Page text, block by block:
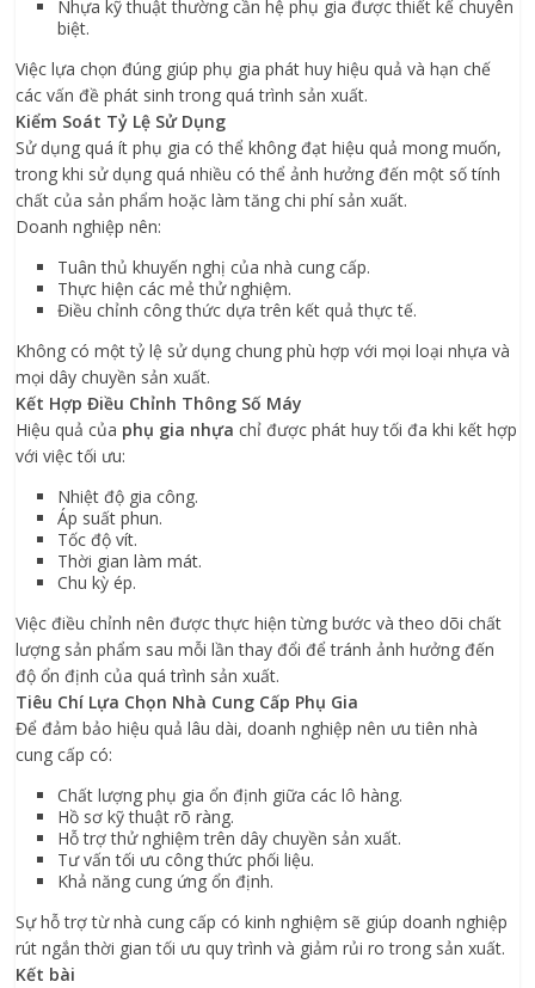
Nhựa kỹ thuật thường cần hệ phụ gia được thiết kế chuyên
biệt.
Việc lựa chọn đúng giúp phụ gia phát huy hiệu quả và hạn chế
các vấn đề phát sinh trong quá trình sản xuất.
Kiểm Soát Tỷ Lệ Sử Dụng
Sử dụng quá ít phụ gia có thể không đạt hiệu quả mong muốn,
trong khi sử dụng quá nhiều có thể ảnh hưởng đến một số tính
chất của sản phẩm hoặc làm tăng chi phí sản xuất.
Doanh nghiệp nên:
Tuân thủ khuyến nghị của nhà cung cấp.
Thực hiện các mẻ thử nghiệm.
Điều chỉnh công thức dựa trên kết quả thực tế.
Không có một tỷ lệ sử dụng chung phù hợp với mọi loại nhựa và
mọi dây chuyền sản xuất.
Kết Hợp Điều Chỉnh Thông Số Máy
Hiệu quả của phụ gia nhựa chỉ được phát huy tối đa khi kết hợp
với việc tối ưu:
Nhiệt độ gia công.
Áp suất phun.
Tốc độ vít.
Thời gian làm mát.
Chu kỳ ép.
Việc điều chỉnh nên được thực hiện từng bước và theo dõi chất
lượng sản phẩm sau mỗi lần thay đổi để tránh ảnh hưởng đến
độ ổn định của quá trình sản xuất.
Tiêu Chí Lựa Chọn Nhà Cung Cấp Phụ Gia
Để đảm bảo hiệu quả lâu dài, doanh nghiệp nên ưu tiên nhà
cung cấp có:
Chất lượng phụ gia ổn định giữa các lô hàng.
Hồ sơ kỹ thuật rõ ràng.
Hỗ trợ thử nghiệm trên dây chuyền sản xuất.
Tư vấn tối ưu công thức phối liệu.
Khả năng cung ứng ổn định.
Sự hỗ trợ từ nhà cung cấp có kinh nghiệm sẽ giúp doanh nghiệp
rút ngắn thời gian tối ưu quy trình và giảm rủi ro trong sản xuất.
Kết bài